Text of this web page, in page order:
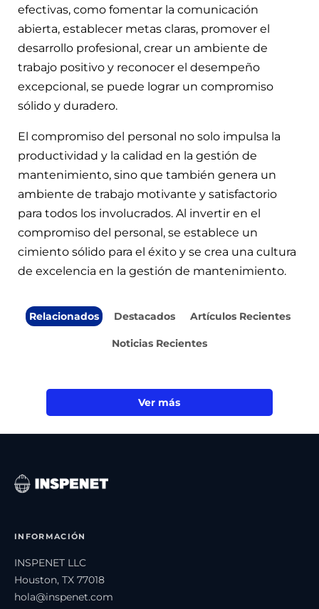
efectivas, como fomentar la comunicación
abierta, establecer metas claras, promover el
desarrollo profesional, crear un ambiente de
trabajo positivo y reconocer el desempeño
excepcional, se puede lograr un compromiso
sólido y duradero.
El compromiso del personal no solo impulsa la
productividad y la calidad en la gestión de
mantenimiento, sino que también genera un
ambiente de trabajo motivante y satisfactorio
para todos los involucrados. Al invertir en el
compromiso del personal, se establece un
cimiento sólido para el éxito y se crea una cultura
de excelencia en la gestión de mantenimiento.
Relacionados Destacados Artículos Recientes
Noticias Recientes
Ver más
INFORMACIÓN
INSPENET LLC
Houston, TX 77018
hola@inspenet.com